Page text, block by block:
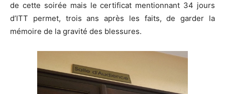
de cette soirée mais le certificat mentionnant 34 jours
d’ITT permet, trois ans après les faits, de garder la
mémoire de la gravité des blessures.